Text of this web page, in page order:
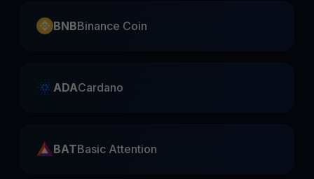
BNBBinance Coin
ADACardano
BATBasic Attention